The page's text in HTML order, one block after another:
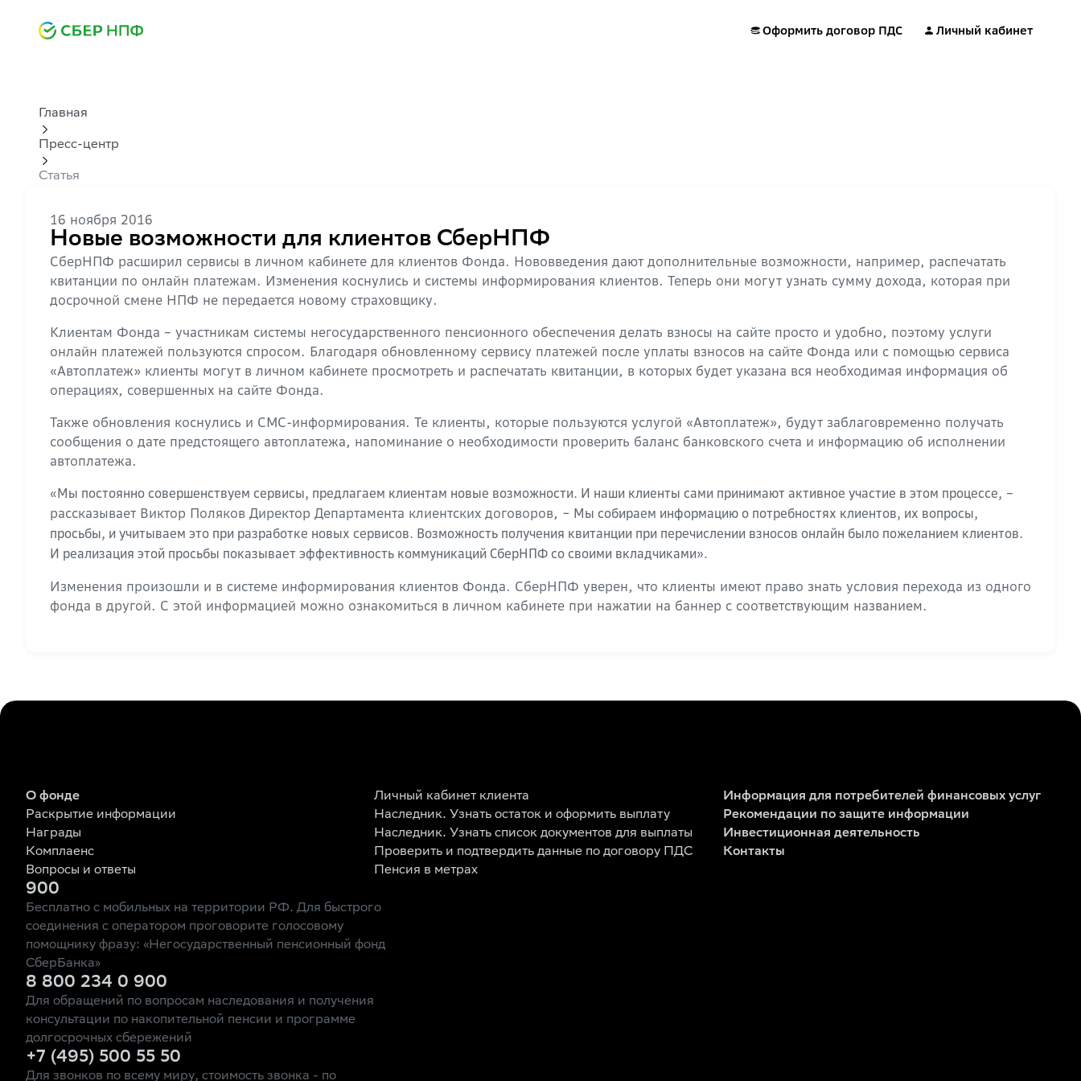
Оформить договор ПДС Личный кабинет
Главная
Пресс-центр
Статья
16 ноября 2016
Новые возможности для клиентов СберНПФ
СберНПФ расширил сервисы в личном кабинете для клиентов Фонда. Нововведения дают дополнительные возможности, например, распечатать
квитанции по онлайн платежам. Изменения коснулись и системы информирования клиентов. Теперь они могут узнать сумму дохода, которая при
досрочной смене НПФ не передается новому страховщику.
Клиентам Фонда − участникам системы негосударственного пенсионного обеспечения делать взносы на сайте просто и удобно, поэтому услуги
онлайн платежей пользуются спросом. Благодаря обновленному сервису платежей после уплаты взносов на сайте Фонда или с помощью сервиса
«Автоплатеж» клиенты могут в личном кабинете просмотреть и распечатать квитанции, в которых будет указана вся необходимая информация об
операциях, совершенных на сайте Фонда.
Также обновления коснулись и СМС-информирования. Те клиенты, которые пользуются услугой «Автоплатеж», будут заблаговременно получать
сообщения о дате предстоящего автоплатежа, напоминание о необходимости проверить баланс банковского счета и информацию об исполнении
автоплатежа.
«Мы постоянно совершенствуем сервисы, предлагаем клиентам новые возможности. И наши клиенты сами принимают активное участие в этом процессе, −
рассказывает Виктор Поляков Директор Департамента клиентских договоров, − Мы собираем информацию о потребностях клиентов, их вопросы,
просьбы, и учитываем это при разработке новых сервисов. Возможность получения квитанции при перечислении взносов онлайн было пожеланием клиентов.
И реализация этой просьбы показывает эффективность коммуникаций СберНПФ со своими вкладчиками».
Изменения произошли и в системе информирования клиентов Фонда. СберНПФ уверен, что клиенты имеют право знать условия перехода из одного
фонда в другой. С этой информацией можно ознакомиться в личном кабинете при нажатии на баннер с соответствующим названием.
О фонде
Раскрытие информации
Награды
Комплаенс
Вопросы и ответы
Личный кабинет клиента
Наследник. Узнать остаток и оформить выплату
Наследник. Узнать список документов для выплаты
Проверить и подтвердить данные по договору ПДС
Пенсия в метрах
Информация для потребителей финансовых услуг
Рекомендации по защите информации
Инвестиционная деятельность
Контакты
900
Бесплатно с мобильных на территории РФ. Для быстрого
соединения с оператором проговорите голосовому
помощнику фразу: «Негосударственный пенсионный фонд
СберБанка»
8 800 234 0 900
Для обращений по вопросам наследования и получения
консультации по накопительной пенсии и программе
долгосрочных сбережений
+7 (495) 500 55 50
Для звонков по всему миру, стоимость звонка - по